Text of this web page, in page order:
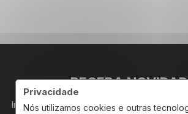
Privacidade
Nós utilizamos cookies e outras
RECEBA
Insira seu email abaixo para receber